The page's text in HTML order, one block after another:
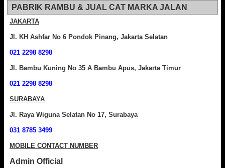
PABRIK RAMBU & JUAL CAT MARKA JALAN
JAKARTA
Jl. KH Ashfar No 6 Pondok Pinang, Jakarta Selatan
021 2298 8298
Jl. Bambu Kuning No 35 A Bambu Apus, Jakarta Timur
021 2298 8298
SURABAYA
Jl. Raya Wiguna Selatan No 17, Surabaya
031 8785 3499
MOBILE CONTACT NUMBER
Admin Official